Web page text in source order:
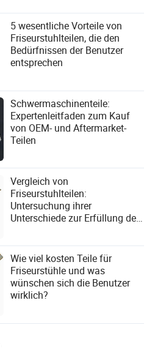
5 wesentliche Vorteile von
Friseurstuhlteilen, die den
Bedürfnissen der Benutzer
entsprechen
Schwermaschinenteile:
Expertenleitfaden zum Kauf
von OEM- und Aftermarket-
Teilen
Vergleich von
Friseurstuhlteilen:
Untersuchung ihrer
Unterschiede zur Erfüllung der
Wie viel kosten Teile für
Friseurstühle und was
wünschen sich die Benutzer
wirklich?